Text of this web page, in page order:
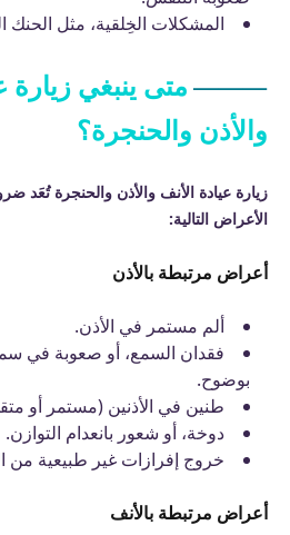
المشكلات الخِلقية، مثل
متى ينبغي زيارة
والأذن والحنجرة؟
زيارة عيادة الأنف والأذن والحنجرة تُعَد
الأعراض التالية:
أعراض مرتبطة بالأذن
ألم مستمر في الأذن.
فقدان السمع، أو صعوبة في
بوضوح.
طنين في الأذنين (مستمر أو
دوخة، أو شعور بانعدام التوازن.
خروج إفرازات غير طبيعية من
أعراض مرتبطة بالأنف